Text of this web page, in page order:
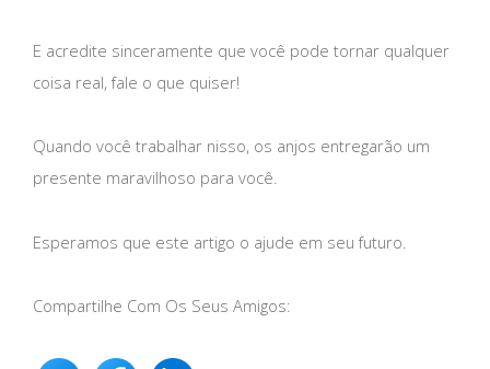
E acredite sinceramente que você pode tornar qualquer
coisa real, fale o que quiser!
Quando você trabalhar nisso, os anjos entregarão um
presente maravilhoso para você.
Esperamos que este artigo o ajude em seu futuro.
Compartilhe Com Os Seus Amigos: